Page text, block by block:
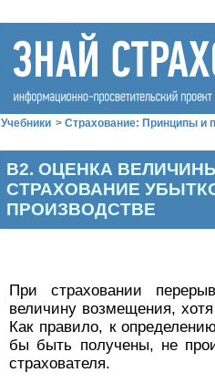
Учебники > Страхование: Принципы и
В2. ОЦЕНКА
СТРАХОВАНИЕ
ПРОИЗВОДСТВЕ
При страховании
величину возмещения,
Как правило, к
бы быть получены, не
страхователя.